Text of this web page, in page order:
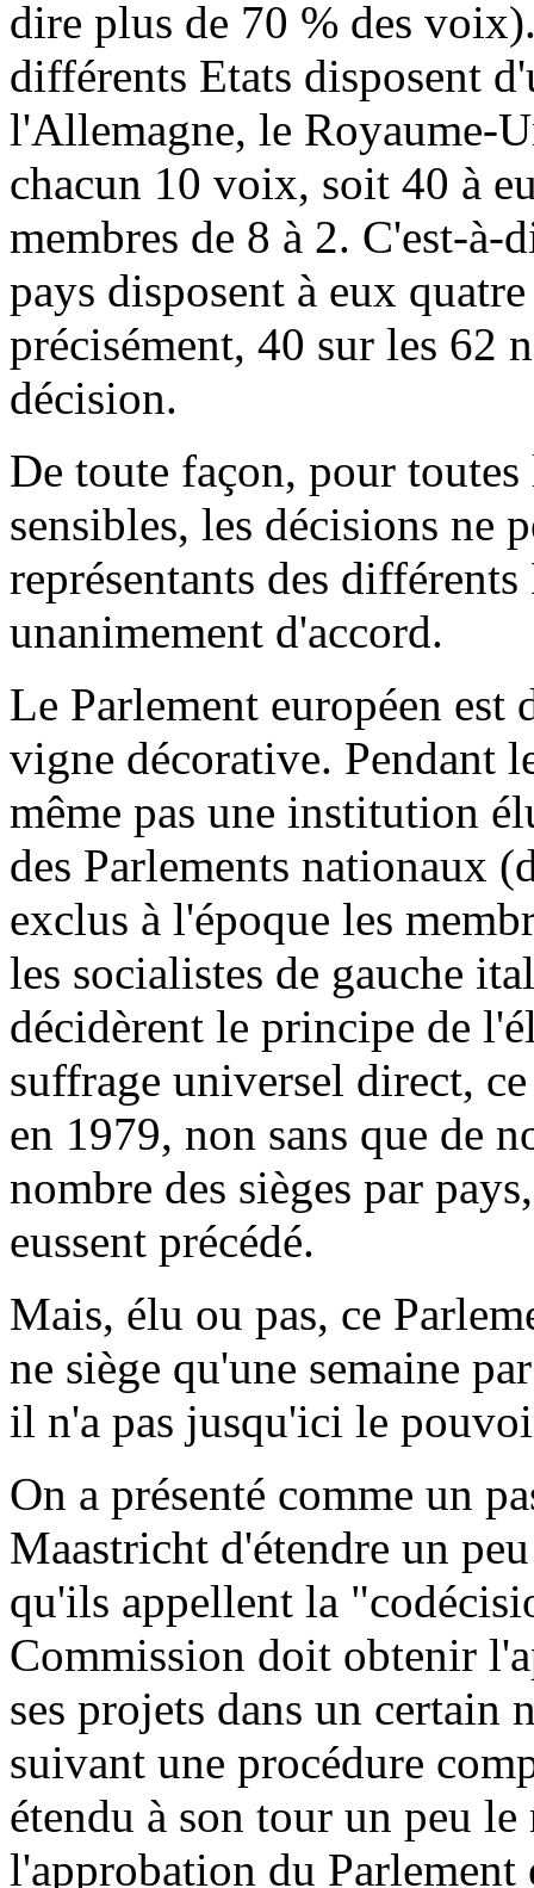
dire plus de 70 % des
différents Etats disposent
l'Allemagne, le Royaume-
chacun 10 voix, soit 40 à
membres de 8 à 2. C'est-
pays disposent à eux
précisément, 40 sur les 62
décision.
De toute façon, pour
sensibles, les décisions ne
représentants des
unanimement d'accord.
Le Parlement européen
vigne décorative. Pendant
même pas une institution
des Parlements nationaux
exclus à l'époque les
les socialistes de gauche
décidèrent le principe de
suffrage universel direct,
en 1979, non sans que de
nombre des sièges par
eussent précédé.
Mais, élu ou pas, ce
ne siège qu'une semaine
il n'a pas jusqu'ici le
On a présenté comme un
Maastricht d'étendre un
qu'ils appellent la
Commission doit obtenir
ses projets dans un certain
suivant une procédure
étendu à son tour un peu
l'approbation du Parlement